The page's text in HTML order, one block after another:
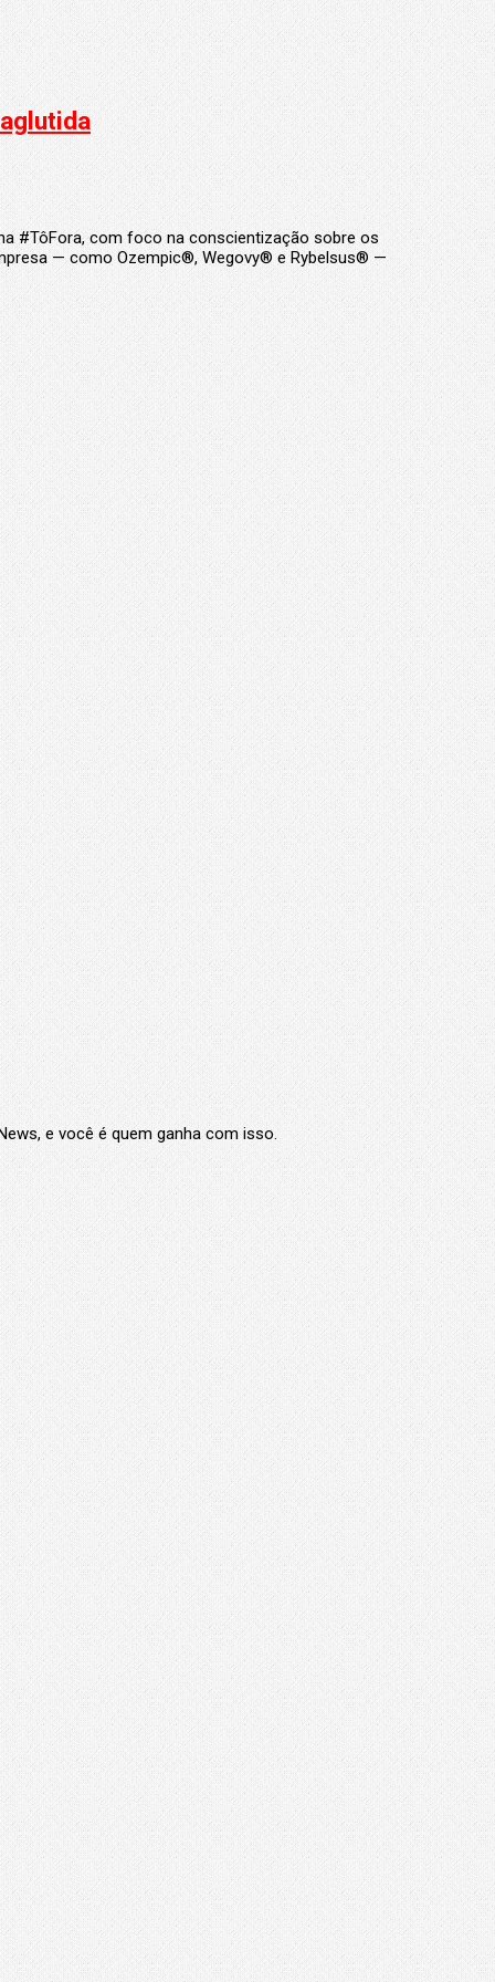
#TôFora, com foco na conscientização sobre os
— como Ozempic®, Wegovy® e Rybelsus® —
e você é quem ganha com isso.